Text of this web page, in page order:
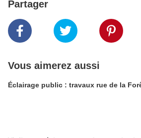
Partager
Vous aimerez aussi
Éclairage public : travaux rue de la